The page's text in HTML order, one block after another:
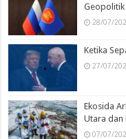
Geopolitik
28/07/
Ketika
27/07/
Ekosida
Utara dan
07/07/